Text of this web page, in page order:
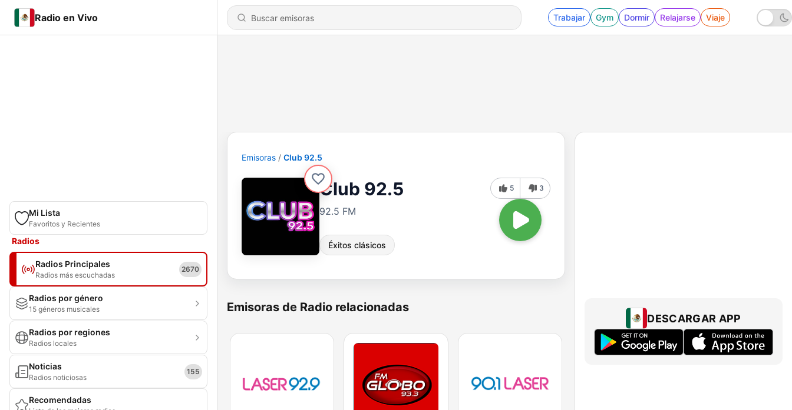
Radio en Vivo Trabajar Gym Dormir Relajarse Viaje
Mi Lista
Favoritos y Recientes
Radios
Radios Principales
Radios más escuchadas
2670
Radios por género
15 géneros musicales
Radios por regiones
Radios locales
Noticias
Radios noticiosas
155
Recomendadas
Emisoras Club 92.5
Club 92.5
92.5 FM
Éxitos clásicos
5 3
Emisoras de Radio relacionadas
DESCARGAR APP